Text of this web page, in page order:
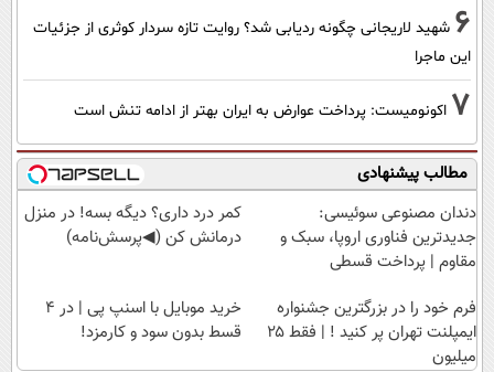
6 شهید لاریجانی چگونه ردیابی شد؟ روایت تازه سردار کوثری از جزئیات
این ماجرا
7 اکونومیست: پرداخت عوارض به ایران بهتر از ادامه تنش است
مطالب پیشنهادی
دندان مصنوعی سوئیسی:
جدیدترین فناوری اروپا، سبک و
مقاوم | پرداخت قسطی
کمر درد داری؟ دیگه بسه! در منزل
درمانش کن (◀پرسش‌نامه)
فرم خود را در بزرگترین جشنواره
ایمپلنت تهران پر کنید ! | فقط ۲۵
میلیون
خرید موبایل با اسنپ پی | در ۴
قسط بدون سود و کارمزد!